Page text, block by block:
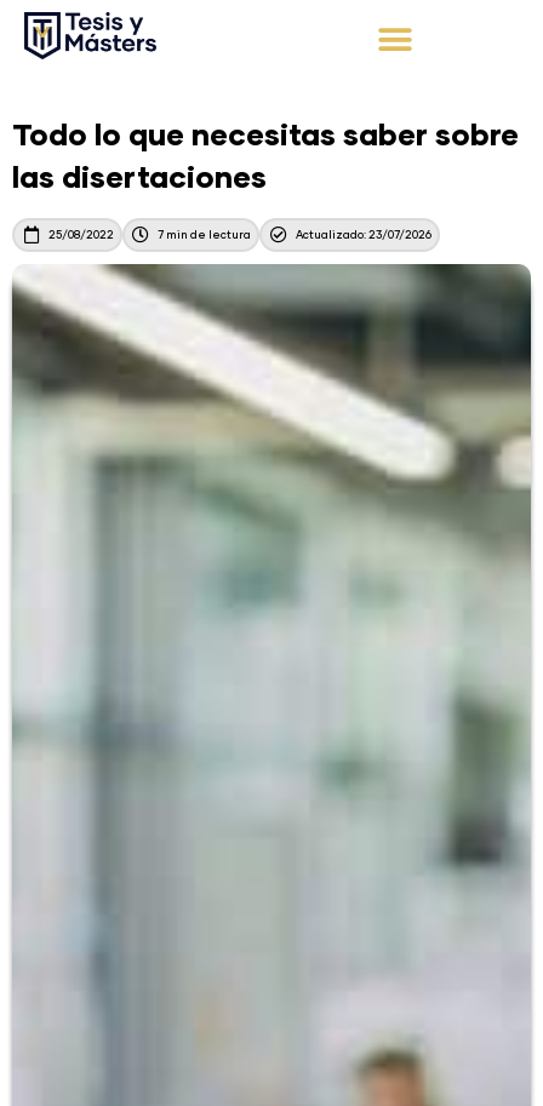
Todo lo que necesitas saber sobre
las disertaciones
25/08/2022 7 min de lectura Actualizado: 23/07/2026